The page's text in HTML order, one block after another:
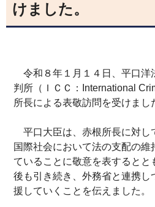
けました。
令和８年１月１４日、平口洋
判所（ＩＣＣ：International
所長による表敬訪問を受けまし
平口大臣は、赤根所長に対し
国際社会において法の支配の維
ていることに敬意を表するとと
後も引き続き、外務省と連携し
援していくことを伝えました。